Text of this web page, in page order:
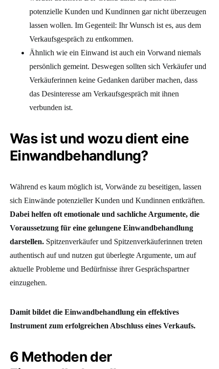
potenzielle Kunden und Kundinnen gar nicht überzeugen
lassen wollen. Im Gegenteil: Ihr Wunsch ist es, aus dem
Verkaufsgespräch zu entkommen.
Ähnlich wie ein Einwand ist auch ein Vorwand niemals
persönlich gemeint. Deswegen sollten sich Verkäufer und
Verkäuferinnen keine Gedanken darüber machen, dass
das Desinteresse am Verkaufsgespräch mit ihnen
verbunden ist.
Was ist und wozu dient eine
Einwandbehandlung?
Während es kaum möglich ist, Vorwände zu beseitigen, lassen
sich Einwände potenzieller Kunden und Kundinnen entkräften.
Dabei helfen oft emotionale und sachliche Argumente, die
Voraussetzung für eine gelungene Einwandbehandlung
darstellen. Spitzenverkäufer und Spitzenverkäuferinnen treten
authentisch auf und nutzen gut überlegte Argumente, um auf
aktuelle Probleme und Bedürfnisse ihrer Gesprächspartner
einzugehen.
Damit bildet die Einwandbehandlung ein effektives
Instrument zum erfolgreichen Abschluss eines Verkaufs.
6 Methoden der